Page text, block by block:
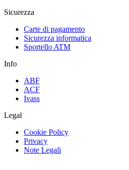
Sicurezza
Carte di pagamento
Sicurezza informatica
Sportello ATM
Info
ABF
ACF
Ivass
Legal
Cookie Policy
Privacy
Note Legali